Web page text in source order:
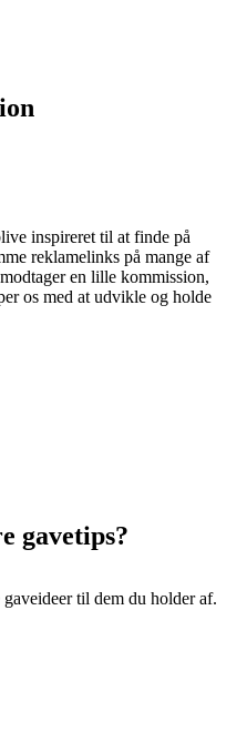
inspireret til at finde på
reklamelinks på mange af
en lille kommission,
os med at udvikle og holde
gavetips?
til dem du holder af.